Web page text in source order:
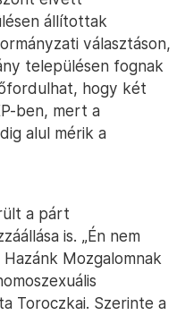
állítottak
választáson,
településen fognak
hogy két
ben, mert a
alul mérik a
a párt
is. „Én nem
Mozgalomnak
Toroczkai. Szerinte a